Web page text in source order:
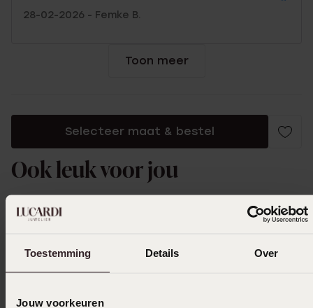
Toestemming Details Over
Jouw voorkeuren
28-02-2026 - Femke B.
Toon meer
Selecteer maat & bestel
Ook leuk voor jou